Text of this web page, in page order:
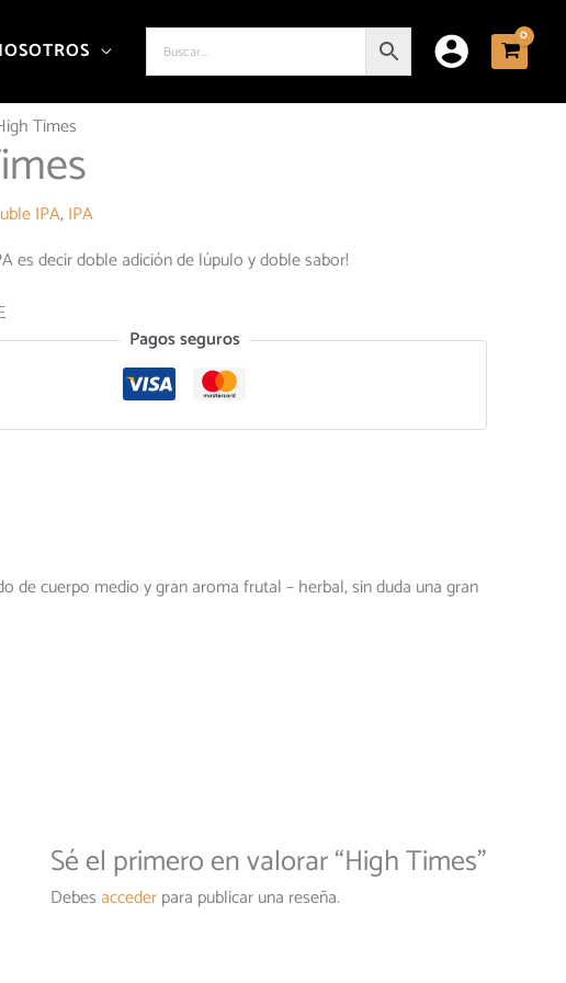
Times
IPA,IPA
es decir doble adición de lúpulo y doble sabor!
Pagos seguros
de cuerpo medio y gran aroma frutal – herbal, sin duda una gran
Sé el primero en valorar “High Times”
Debesaccederpara publicar una reseña.